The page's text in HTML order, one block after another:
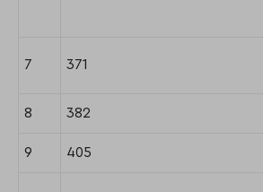
7 371
8 382
9 405